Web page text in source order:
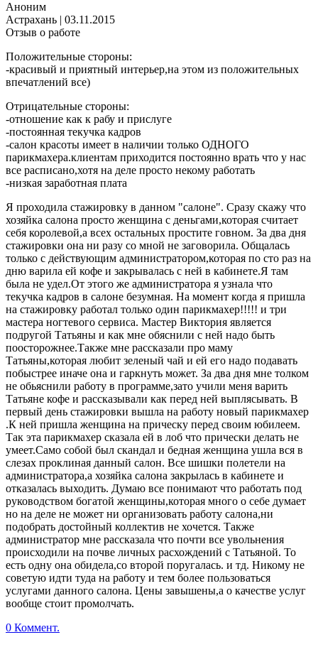
Аноним
Астрахань | 03.11.2015
Отзыв о работе
Положительные стороны:
-красивый и приятный интерьер,на этом из положительных
впечатлений все)
Отрицательные стороны:
-отношение как к рабу и прислуге
-постоянная текучка кадров
-салон красоты имеет в наличии только ОДНОГО
парикмахера.клиентам приходится постоянно врать что у нас
все расписано,хотя на деле просто некому работать
-низкая заработная плата
Я проходила стажировку в данном "салоне". Сразу скажу что
хозяйка салона просто женщина с деньгами,которая считает
себя королевой,а всех остальных простите говном. За два дня
стажировки она ни разу со мной не заговорила. Общалась
только с действующим администратором,которая по сто раз на
дню варила ей кофе и закрывалась с ней в кабинете.Я там
была не удел.От этого же администратора я узнала что
текучка кадров в салоне безумная. На момент когда я пришла
на стажировку работал только один парикмахер!!!!! и три
мастера ногтевого сервиса. Мастер Виктория является
подругой Татьяны и как мне обяснили с ней надо быть
поосторожнее.Также мне рассказали про маму
Татьяны,которая любит зеленый чай и ей его надо подавать
побыстрее иначе она и гаркнуть может. За два дня мне толком
не обьяснили работу в программе,зато учили меня варить
Татьяне кофе и рассказывали как перед ней выплясывать. В
первый день стажировки вышла на работу новый парикмахер
.К ней пришла женщина на прическу перед своим юбилеем.
Так эта парикмахер сказала ей в лоб что прически делать не
умеет.Само собой был скандал и бедная женщина ушла вся в
слезах проклиная данный салон. Все шишки полетели на
администратора,а хозяйка салона закрылась в кабинете и
отказалась выходить. Думаю все понимают что работать под
руководством богатой женщины,которая много о себе думает
но на деле не может ни организовать работу салона,ни
подобрать достойный коллектив не хочется. Также
администратор мне рассказала что почти все увольнения
происходили на почве личных расхождений с Татьяной. То
есть одну она обидела,со второй поругалась. и тд. Никому не
советую идти туда на работу и тем более пользоваться
услугами данного салона. Цены завышены,а о качестве услуг
вообще стоит промолчать.
0 Коммент.